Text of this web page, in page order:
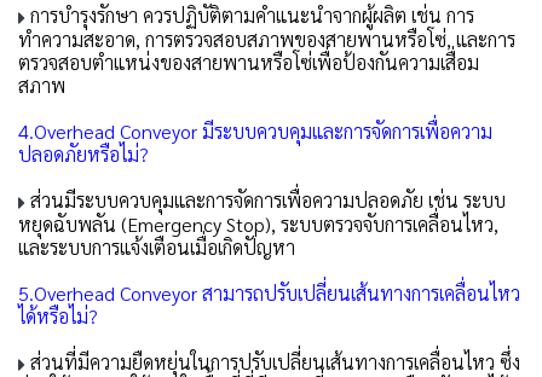
การบำรุงรักษา ควรปฏิบัติตามคำแนะนำจากผู้ผลิต เช่น การ
ทำความสะอาด, การตรวจสอบสภาพของสายพานหรือโซ่, และการ
ตรวจสอบตำแหน่งของสายพานหรือโซ่เพื่อป้องกันความเสื่อม
สภาพ
4.Overhead Conveyor มีระบบควบคุมและการจัดการเพื่อความ
ปลอดภัยหรือไม่?
ส่วนมีระบบควบคุมและการจัดการเพื่อความปลอดภัย เช่น ระบบ
หยุดฉับพลัน (Emergency Stop), ระบบตรวจจับการเคลื่อนไหว,
และระบบการแจ้งเตือนเมื่อเกิดปัญหา
5.Overhead Conveyor สามารถปรับเปลี่ยนเส้นทางการเคลื่อนไหว
ได้หรือไม่?
ส่วนที่มีความยืดหยุ่นในการปรับเปลี่ยนเส้นทางการเคลื่อนไหว ซึ่ง